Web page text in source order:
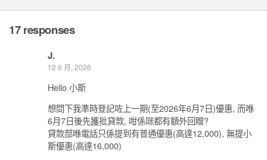
17 responses
J.
12 6 月, 2026
Hello 小斯
想問下我準時登記咗上一期(至2026年6月7日)優惠, 而喺
6月7日後先獲批貸款, 咁係咪都有額外回贈?
貸款部喺電話只係提到有普通優惠(高達12,000), 無提小
斯優惠(高達16,000)